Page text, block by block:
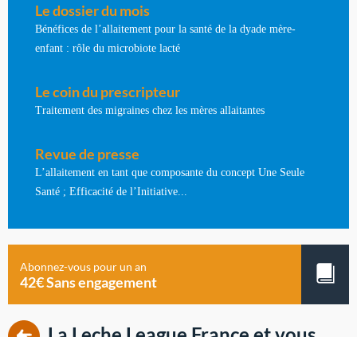
Le dossier du mois
Bénéfices de l’allaitement pour la santé de la dyade mère-
enfant : rôle du microbiote lacté
Le coin du prescripteur
Traitement des migraines chez les mères allaitantes
Revue de presse
L’allaitement en tant que composante du concept Une Seule
Santé ; Efficacité de l’Initiative...
Abonnez-vous pour un an
42€ Sans engagement